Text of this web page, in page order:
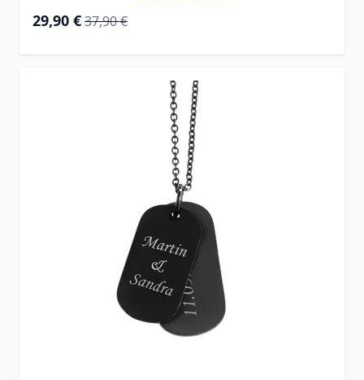
Special Price
29,90 € Regular Price
37,90 €